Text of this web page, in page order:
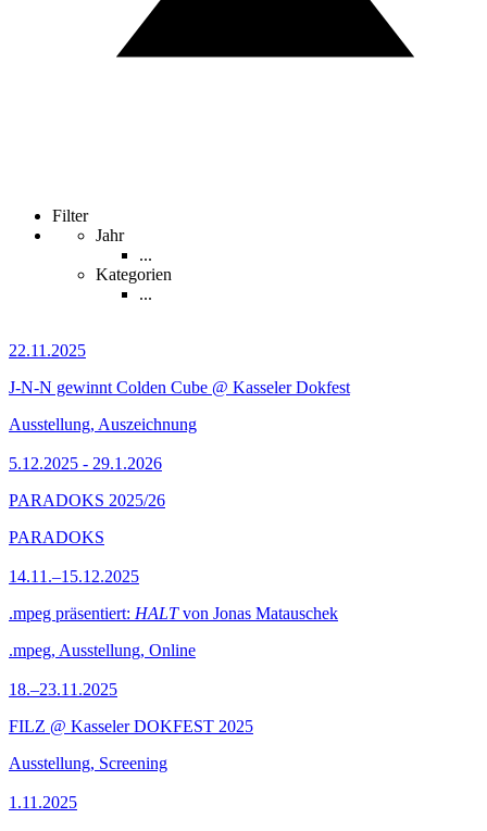
Filter
Jahr
...
Kategorien
...
22.11.2025
J-N-N gewinnt Colden Cube @ Kasseler Dokfest
Ausstellung, Auszeichnung
5.12.2025 - 29.1.2026
PARADOKS 2025/26
PARADOKS
14.11.–15.12.2025
.mpeg präsentiert: HALTvon Jonas Matauschek
.mpeg, Ausstellung, Online
18.–23.11.2025
FILZ @ Kasseler DOKFEST 2025
Ausstellung, Screening
1.11.2025